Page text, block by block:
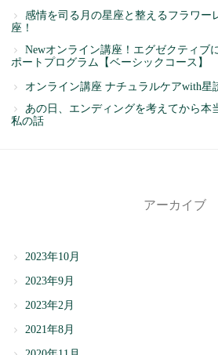
感情を司る月の星座と整えるフラワー
座！
Newオンライン講座！エグゼクティブ
ポートプログラム【ベーシックコース】
オンライン講座 ナチュラルケアwith
あの日、エンディングを考えてから本
私の話
アーカイブ
2023年10月
2023年9月
2023年2月
2021年8月